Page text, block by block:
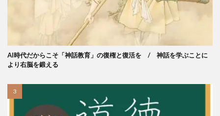
AI時代だからこそ「神話教育」の復権と復活を / 神話を学ぶことに
より右脳を鍛える